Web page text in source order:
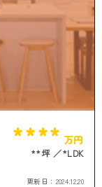
**** 万円
**坪
*LDK
更新日： 2024.12.20